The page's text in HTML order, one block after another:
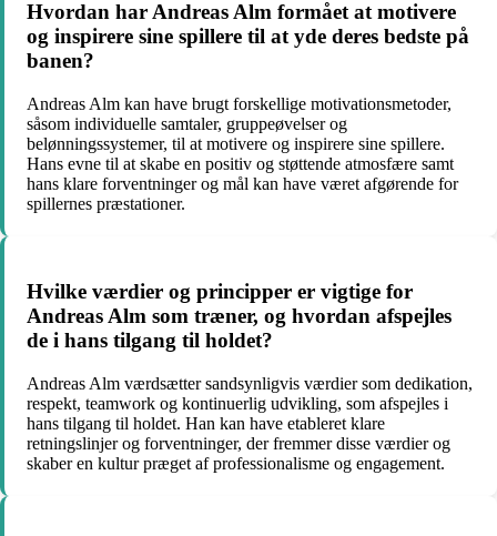
Hvordan har Andreas Alm formået at motivere
og inspirere sine spillere til at yde deres bedste på
banen?
Andreas Alm kan have brugt forskellige motivationsmetoder,
såsom individuelle samtaler, gruppeøvelser og
belønningssystemer, til at motivere og inspirere sine spillere.
Hans evne til at skabe en positiv og støttende atmosfære samt
hans klare forventninger og mål kan have været afgørende for
spillernes præstationer.
Hvilke værdier og principper er vigtige for
Andreas Alm som træner, og hvordan afspejles
de i hans tilgang til holdet?
Andreas Alm værdsætter sandsynligvis værdier som dedikation,
respekt, teamwork og kontinuerlig udvikling, som afspejles i
hans tilgang til holdet. Han kan have etableret klare
retningslinjer og forventninger, der fremmer disse værdier og
skaber en kultur præget af professionalisme og engagement.